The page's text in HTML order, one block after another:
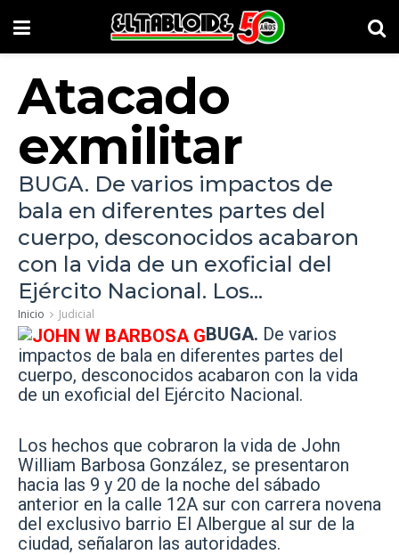
Atacado
exmilitar
BUGA. De varios impactos de
bala en diferentes partes del
cuerpo, desconocidos acabaron
con la vida de un exoficial del
Ejército Nacional. Los...
Inicio Judicial
BUGA. De varios
impactos de bala en diferentes partes del
cuerpo, desconocidos acabaron con la vida
de un exoficial del Ejército Nacional.
Los hechos que cobraron la vida de John
William Barbosa González, se presentaron
hacia las 9 y 20 de la noche del sábado
anterior en la calle 12A sur con carrera novena
del exclusivo barrio El Albergue al sur de la
ciudad, señalaron las autoridades.